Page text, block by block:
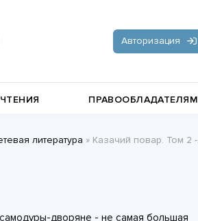
Авторизация
ПРАВООБЛАДАТЕЛЯМ
литература » Казачий повар. Том 2 - Анджей Б.
дворяне - не самая большая